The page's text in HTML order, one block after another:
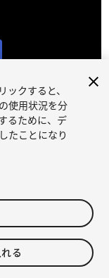
ックすると、
使用状況を分
るために、デ
たことになり
る